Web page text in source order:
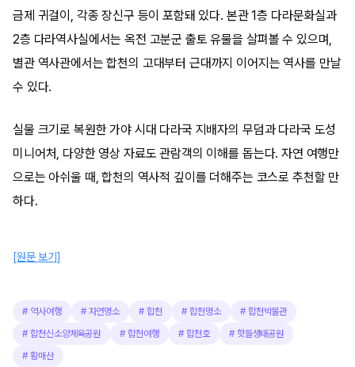
금제 귀걸이, 각종 장신구 등이 포함돼 있다. 본관 1층 다라문화실과
2층 다라역사실에서는 옥전 고분군 출토 유물을 살펴볼 수 있으며,
별관 역사관에서는 합천의 고대부터 근대까지 이어지는 역사를 만날
수 있다.
실물 크기로 복원한 가야 시대 다라국 지배자의 무덤과 다라국 도성
미니어처, 다양한 영상 자료도 관람객의 이해를 돕는다. 자연 여행만
으로는 아쉬울 때, 합천의 역사적 깊이를 더해주는 코스로 추천할 만
하다.
[원문 보기]
# 역사여행 # 자연명소 #합천 # 합천명소 # 합천박물관
# 합천신소양체육공원 #합천여행 # 합천호 # 핫들생태공원
# 황매산